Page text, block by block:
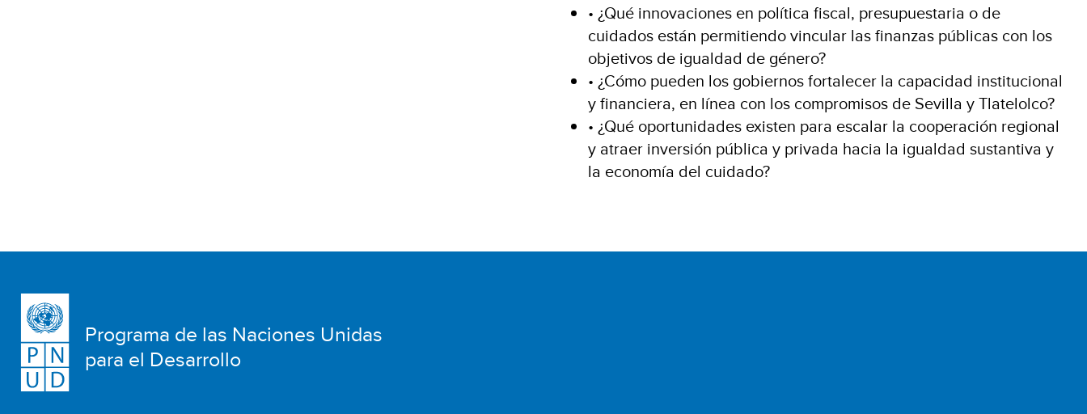
• ¿Qué innovaciones en política fiscal, presupuestaria o de
cuidados están permitiendo vincular las finanzas públicas con los
objetivos de igualdad de género?
• ¿Cómo pueden los gobiernos fortalecer la capacidad institucional
y financiera, en línea con los compromisos de Sevilla y Tlatelolco?
• ¿Qué oportunidades existen para escalar la cooperación regional
y atraer inversión pública y privada hacia la igualdad sustantiva y
la economía del cuidado?
Programa de las Naciones Unidas
para el Desarrollo